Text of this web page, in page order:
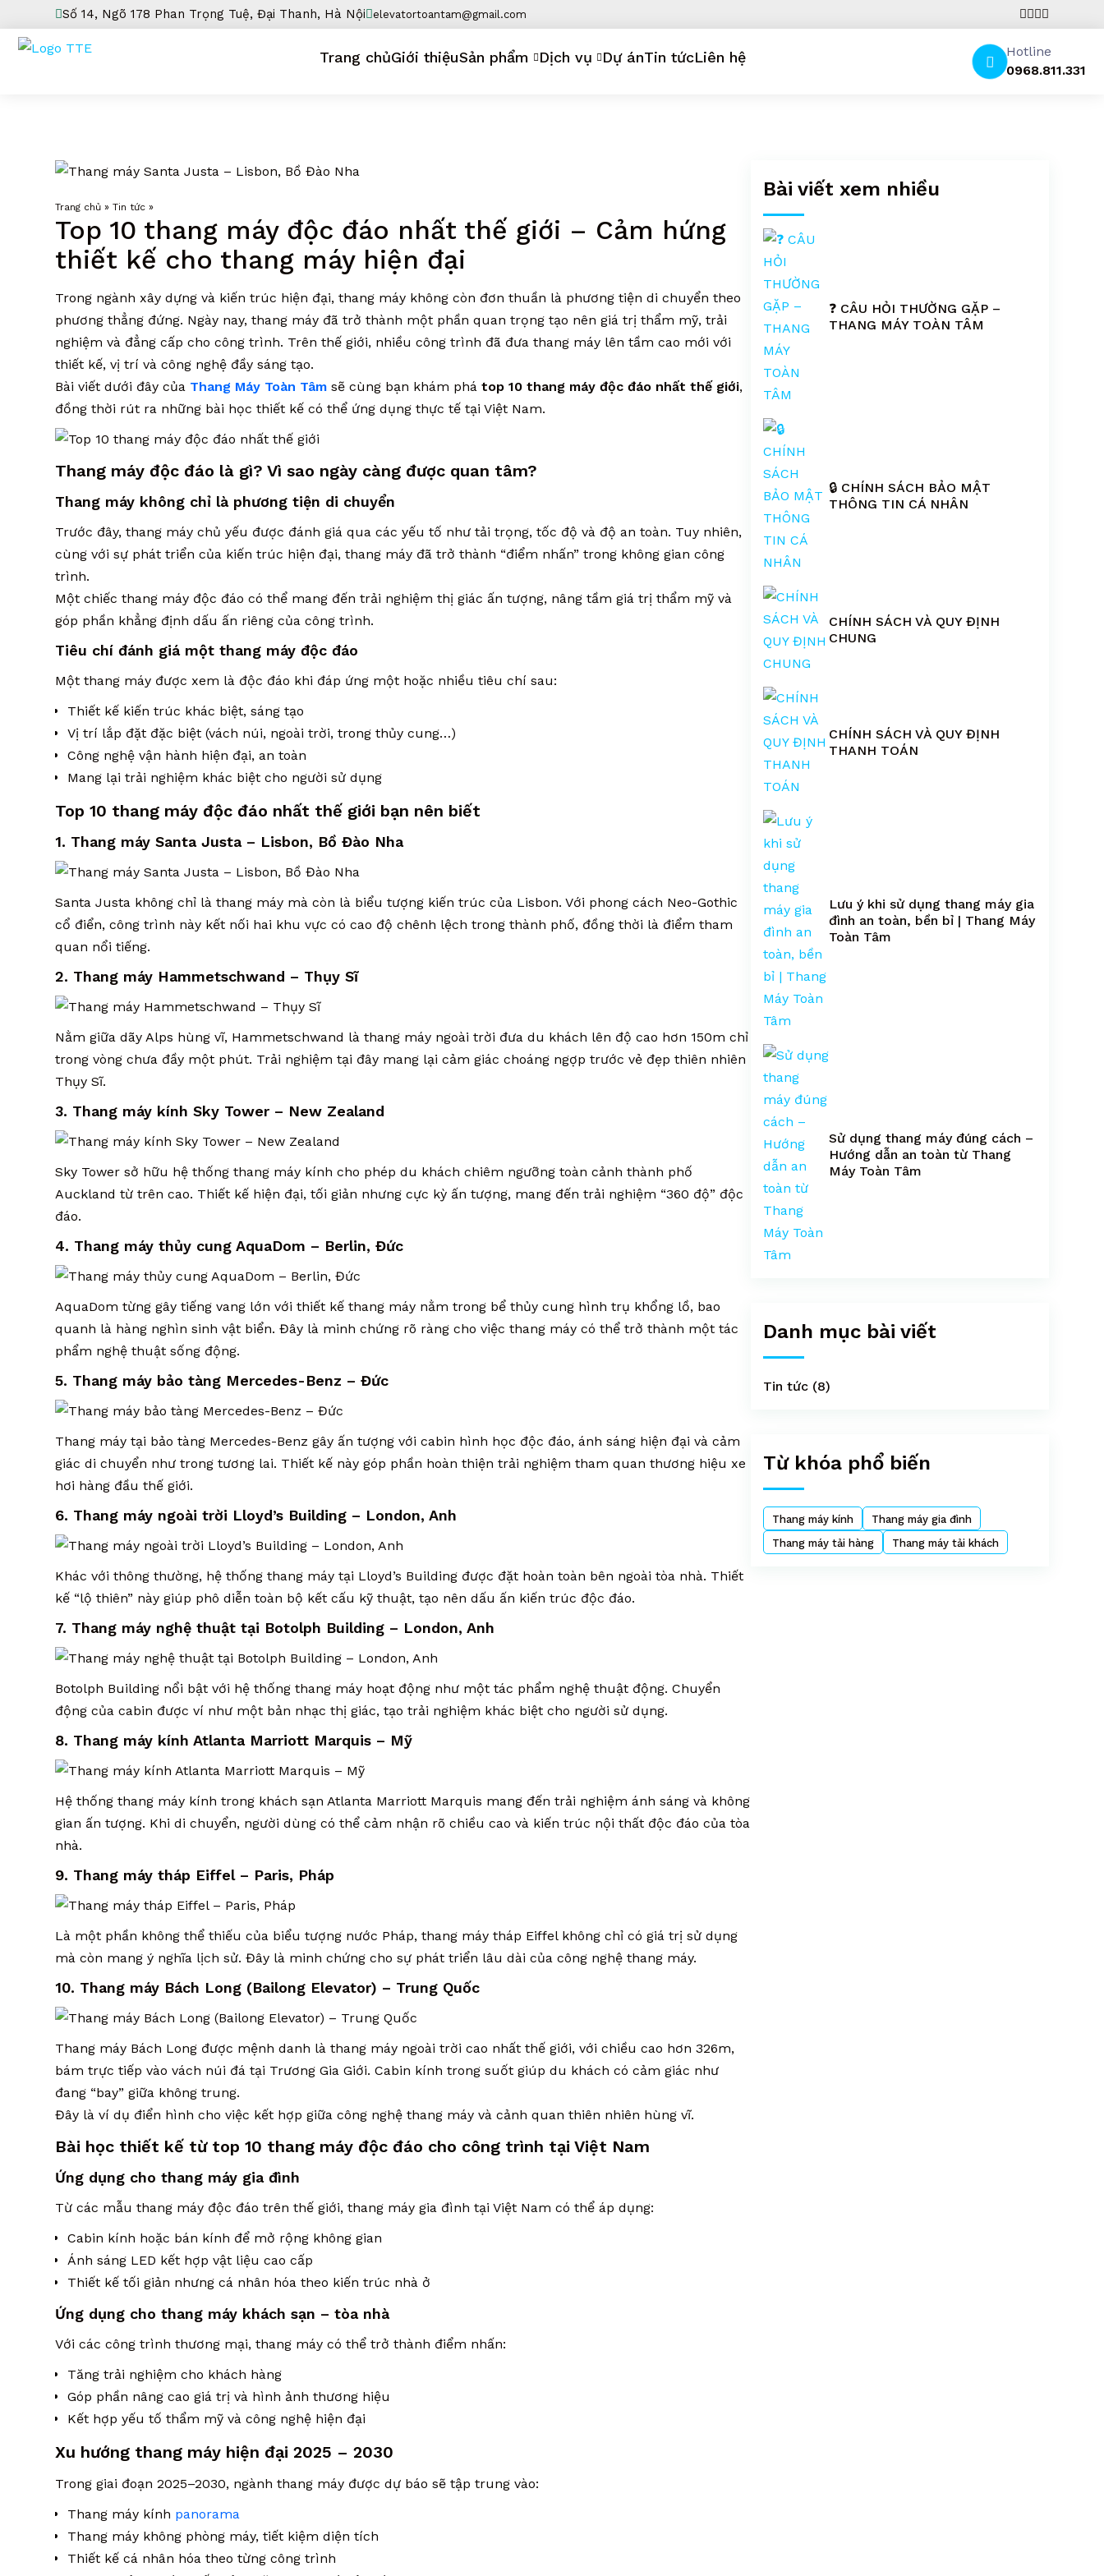
Số 14, Ngõ 178 Phan Trọng Tuệ, Đại Thanh, Hà Nội elevatortoantam@gmail.com
Trang chủGiới thiệuSản phẩm Dịch vụ Dự ánTin tứcLiên hệ
Hotline
0968.811.331
Trang chủ »Tin tức »
Top 10 thang máy độc đáo nhất thế giới – Cảm hứng
thiết kế cho thang máy hiện đại
Trong ngành xây dựng và kiến trúc hiện đại, thang máy không còn đơn thuần là phương tiện di chuyển theo
phương thẳng đứng. Ngày nay, thang máy đã trở thành một phần quan trọng tạo nên giá trị thẩm mỹ, trải
nghiệm và đẳng cấp cho công trình. Trên thế giới, nhiều công trình đã đưa thang máy lên tầm cao mới với
thiết kế, vị trí và công nghệ đầy sáng tạo.
Bài viết dưới đây của Thang Máy Toàn Tâm sẽ cùng bạn khám phátop 10 thang máy độc đáo nhất thế giới,
đồng thời rút ra những bài học thiết kế có thể ứng dụng thực tế tại Việt Nam.
Thang máy độc đáo là gì? Vì sao ngày càng được quan tâm?
Thang máy không chỉ là phương tiện di chuyển
Trước đây, thang máy chủ yếu được đánh giá qua các yếu tố như tải trọng, tốc độ và độ an toàn. Tuy nhiên,
cùng với sự phát triển của kiến trúc hiện đại, thang máy đã trở thành “điểm nhấn” trong không gian công
trình.
Một chiếc thang máy độc đáo có thể mang đến trải nghiệm thị giác ấn tượng, nâng tầm giá trị thẩm mỹ và
góp phần khẳng định dấu ấn riêng của công trình.
Tiêu chí đánh giá một thang máy độc đáo
Một thang máy được xem là độc đáo khi đáp ứng một hoặc nhiều tiêu chí sau:
Thiết kế kiến trúc khác biệt, sáng tạo
Vị trí lắp đặt đặc biệt (vách núi, ngoài trời, trong thủy cung…)
Công nghệ vận hành hiện đại, an toàn
Mang lại trải nghiệm khác biệt cho người sử dụng
Top 10 thang máy độc đáo nhất thế giới bạn nên biết
1. Thang máy Santa Justa – Lisbon, Bồ Đào Nha
Santa Justa không chỉ là thang máy mà còn là biểu tượng kiến trúc của Lisbon. Với phong cách Neo-Gothic
cổ điển, công trình này kết nối hai khu vực có cao độ chênh lệch trong thành phố, đồng thời là điểm tham
quan nổi tiếng.
2. Thang máy Hammetschwand – Thụy Sĩ
Nằm giữa dãy Alps hùng vĩ, Hammetschwand là thang máy ngoài trời đưa du khách lên độ cao hơn 150m chỉ
trong vòng chưa đầy một phút. Trải nghiệm tại đây mang lại cảm giác choáng ngợp trước vẻ đẹp thiên nhiên
Thụy Sĩ.
3. Thang máy kính Sky Tower – New Zealand
Sky Tower sở hữu hệ thống thang máy kính cho phép du khách chiêm ngưỡng toàn cảnh thành phố
Auckland từ trên cao. Thiết kế hiện đại, tối giản nhưng cực kỳ ấn tượng, mang đến trải nghiệm “360 độ” độc
đáo.
4. Thang máy thủy cung AquaDom – Berlin, Đức
AquaDom từng gây tiếng vang lớn với thiết kế thang máy nằm trong bể thủy cung hình trụ khổng lồ, bao
quanh là hàng nghìn sinh vật biển. Đây là minh chứng rõ ràng cho việc thang máy có thể trở thành một tác
phẩm nghệ thuật sống động.
5. Thang máy bảo tàng Mercedes-Benz – Đức
Thang máy tại bảo tàng Mercedes-Benz gây ấn tượng với cabin hình học độc đáo, ánh sáng hiện đại và cảm
giác di chuyển như trong tương lai. Thiết kế này góp phần hoàn thiện trải nghiệm tham quan thương hiệu xe
hơi hàng đầu thế giới.
6. Thang máy ngoài trời Lloyd’s Building – London, Anh
Khác với thông thường, hệ thống thang máy tại Lloyd’s Building được đặt hoàn toàn bên ngoài tòa nhà. Thiết
kế “lộ thiên” này giúp phô diễn toàn bộ kết cấu kỹ thuật, tạo nên dấu ấn kiến trúc độc đáo.
7. Thang máy nghệ thuật tại Botolph Building – London, Anh
Botolph Building nổi bật với hệ thống thang máy hoạt động như một tác phẩm nghệ thuật động. Chuyển
động của cabin được ví như một bản nhạc thị giác, tạo trải nghiệm khác biệt cho người sử dụng.
8. Thang máy kính Atlanta Marriott Marquis – Mỹ
Hệ thống thang máy kính trong khách sạn Atlanta Marriott Marquis mang đến trải nghiệm ánh sáng và không
gian ấn tượng. Khi di chuyển, người dùng có thể cảm nhận rõ chiều cao và kiến trúc nội thất độc đáo của tòa
nhà.
9. Thang máy tháp Eiffel – Paris, Pháp
Là một phần không thể thiếu của biểu tượng nước Pháp, thang máy tháp Eiffel không chỉ có giá trị sử dụng
mà còn mang ý nghĩa lịch sử. Đây là minh chứng cho sự phát triển lâu dài của công nghệ thang máy.
10. Thang máy Bách Long (Bailong Elevator) – Trung Quốc
Thang máy Bách Long được mệnh danh là thang máy ngoài trời cao nhất thế giới, với chiều cao hơn 326m,
bám trực tiếp vào vách núi đá tại Trương Gia Giới. Cabin kính trong suốt giúp du khách có cảm giác như
đang “bay” giữa không trung.
Đây là ví dụ điển hình cho việc kết hợp giữa công nghệ thang máy và cảnh quan thiên nhiên hùng vĩ.
Bài học thiết kế từ top 10 thang máy độc đáo cho công trình tại Việt Nam
Ứng dụng cho thang máy gia đình
Từ các mẫu thang máy độc đáo trên thế giới, thang máy gia đình tại Việt Nam có thể áp dụng:
Cabin kính hoặc bán kính để mở rộng không gian
Ánh sáng LED kết hợp vật liệu cao cấp
Thiết kế tối giản nhưng cá nhân hóa theo kiến trúc nhà ở
Ứng dụng cho thang máy khách sạn – tòa nhà
Với các công trình thương mại, thang máy có thể trở thành điểm nhấn:
Tăng trải nghiệm cho khách hàng
Góp phần nâng cao giá trị và hình ảnh thương hiệu
Kết hợp yếu tố thẩm mỹ và công nghệ hiện đại
Xu hướng thang máy hiện đại 2025 – 2030
Trong giai đoạn 2025–2030, ngành thang máy được dự báo sẽ tập trung vào:
Thang máy kính panorama
Thang máy không phòng máy, tiết kiệm diện tích
Thiết kế cá nhân hóa theo từng công trình
Bài viết xem nhiều
❓ CÂU HỎI THƯỜNG GẶP –
THANG MÁY TOÀN TÂM
🔒 CHÍNH SÁCH BẢO MẬT
THÔNG TIN CÁ NHÂN
CHÍNH SÁCH VÀ QUY ĐỊNH
CHUNG
CHÍNH SÁCH VÀ QUY ĐỊNH
THANH TOÁN
Lưu ý khi sử dụng thang máy gia
đình an toàn, bền bỉ | Thang Máy
Toàn Tâm
Sử dụng thang máy đúng cách –
Hướng dẫn an toàn từ Thang
Máy Toàn Tâm
Danh mục bài viết
Tin tức (8)
Từ khóa phổ biến
Thang máy kính
Thang máy gia đình
Thang máy tải hàng
Thang máy tải khách